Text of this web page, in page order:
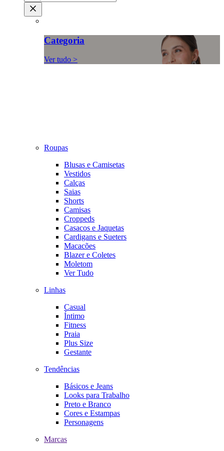
Categoria
Ver tudo >
Roupas
Blusas e Camisetas
Vestidos
Calças
Saias
Shorts
Camisas
Croppeds
Casacos e Jaquetas
Cardigans e Sueters
Macacões
Blazer e Coletes
Moletom
Ver Tudo
Linhas
Casual
Íntimo
Fitness
Praia
Plus Size
Gestante
Tendências
Básicos e Jeans
Looks para Trabalho
Preto e Branco
Cores e Estampas
Personagens
Marcas